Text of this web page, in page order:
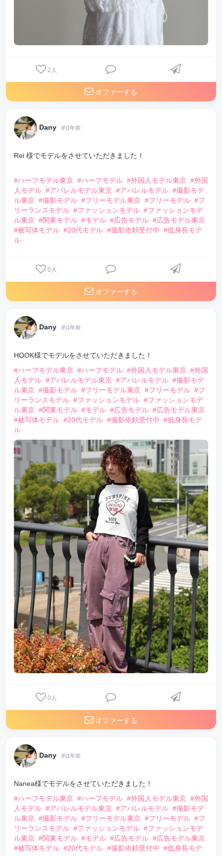
2 人
オファーする
Dany 約1年前
Rei 様でモデルをさせていただきました！
#ハーフモデル東京 #ハーフモデル #外国人モデル東京 #外国
人モデル #アパレルモデル東京 #アパレルモデル #撮影モデ
ル東京 #撮影モデル #フリーモデル東京 #フリーモデル #フ
リーランスモデル #ファッションモデル #ファッションモデ
ル東京 #関東モデル #モデル #広告モデル #広告モデル東京
#被写体モデル #20代モデル #撮影依頼受付中
#低身長モデ
ル
0 人
オファーする
Dany 約1年前
HOOK様でモデルをさせていただきました！
#ハーフモデル東京 #ハーフモデル #外国人モデル東京 #外国
人モデル #アパレルモデル東京 #アパレルモデル #撮影モデ
ル東京 #撮影モデル #フリーモデル東京 #フリーモデル #フ
リーランスモデル #ファッションモデル #ファッションモデ
ル東京 #関東モデル #モデル #広告モデル #広告モデル東京
#被写体モデル #20代モデル #撮影依頼受付中
#低身長モデ
ル
0 人
オファーする
Dany 約1年前
Nanea様でモデルをさせていただきました！
#ハーフモデル東京 #ハーフモデル #外国人モデル東京 #外国
人モデル #アパレルモデル東京 #アパレルモデル #撮影モデ
ル東京 #撮影モデル #フリーモデル東京 #フリーモデル #フ
リーランスモデル #ファッションモデル #ファッションモデ
ル東京 #関東モデル #モデル #広告モデル #広告モデル東京
#被写体モデル #20代モデル #撮影依頼受付中
#低身長モデ